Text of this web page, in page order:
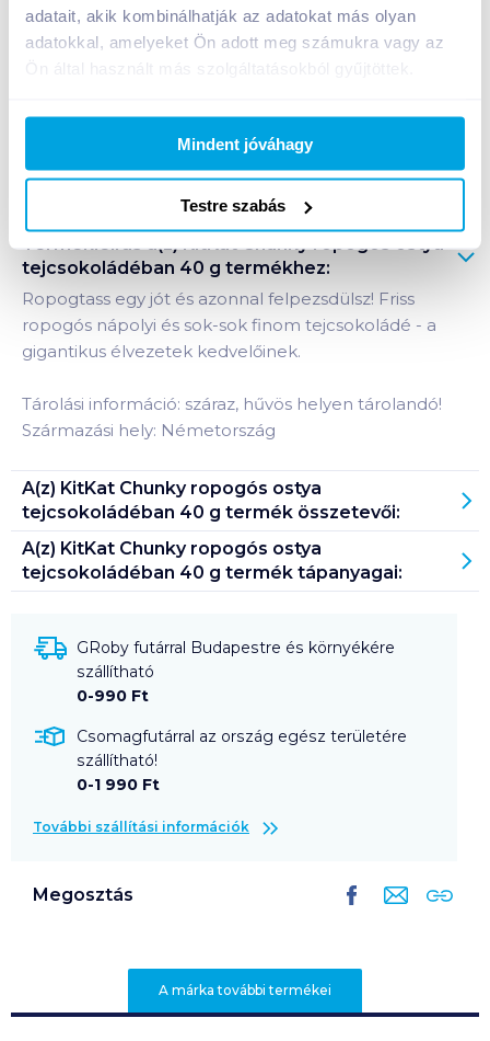
adatait, akik kombinálhatják az adatokat más olyan
adatokkal, amelyeket Ön adott meg számukra vagy az
Mindent jóváhagy
Testre szabás
1 karton = 36 db
Bevásárlólistához adom Értesíts, ha olcsóbb!
Termékleírás a(z)KitKat Chunky ropogós ostya
tejcsokoládéban 40 g termékhez:
Ropogtass egy jót és azonnal felpezsdülsz! Friss
ropogós nápolyi és sok-sok finom tejcsokoládé - a
gigantikus élvezetek kedvelőinek.
Tárolási információ: száraz, hűvös helyen tárolandó!
Származási hely: Németország
A(z) KitKat Chunky ropogós ostya
tejcsokoládéban 40 g termék összetevői:
A(z) KitKat Chunky ropogós ostya
tejcsokoládéban 40 g termék tápanyagai:
GRoby futárral Budapestre és környékére
szállítható
0-990 Ft
Csomagfutárral az ország egész területére
szállítható!
0-1 990 Ft
További szállítási információk
Megosztás
A márka további termékei